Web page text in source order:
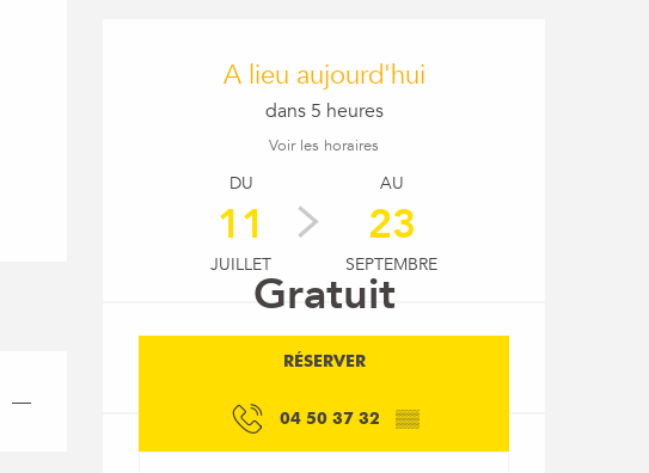
Ouverture et
A lieu aujourd'hui
dans 5 heures
Voir les horaires
DU
11
JUILLET
AU
23
SEPTEMBRE
Gratuit
RÉSERVER
04 50 37 32 ▒▒
—